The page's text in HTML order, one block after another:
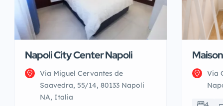
Napoli City Center Napoli
Via Miguel Cervantes de
Saavedra, 55/14, 80133 Napoli
NA, Italia
Via